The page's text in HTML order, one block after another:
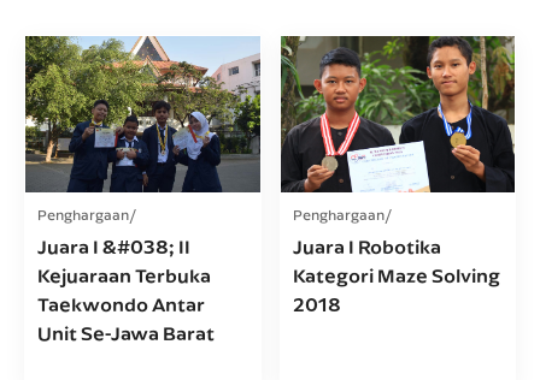
Penghargaan
Juara I &#038; II
Kejuaraan Terbuka
Taekwondo Antar
Unit Se-Jawa Barat
Penghargaan
Juara I Robotika
Kategori Maze Solving
2018